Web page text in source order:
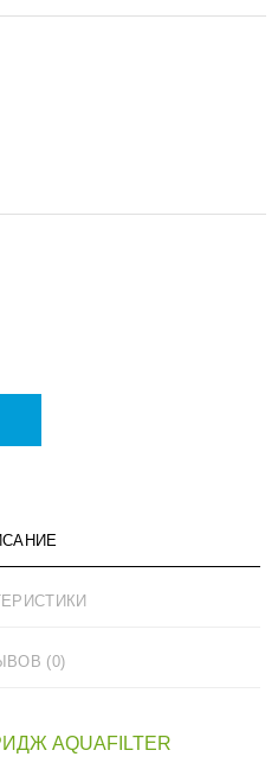
(0)
AQUAFILTER